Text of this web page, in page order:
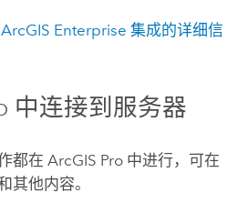
Enterprise 集成的详细信
中连接到服务器
都在 ArcGIS Pro中进行，可在
其他内容。